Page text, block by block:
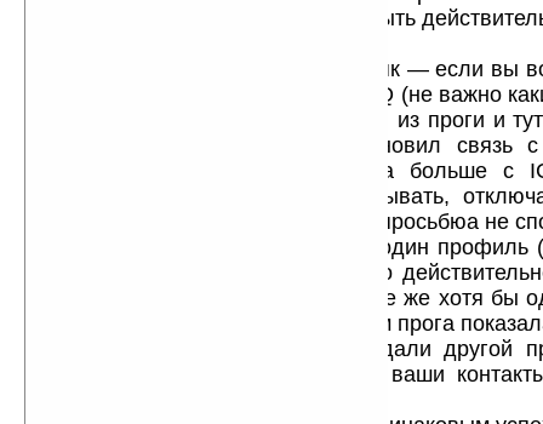
контакты с сервера» 1-я должна быть
3) в проге есть существенный косяк — если вы
и установили связь с сервером ICQ (не важно
— офф или нет), затем вы вышли из проги и
снова, а кпк в это время установил связь
последующем запуске проги она больше с
свяжется! придется вам ее закрывать,
заново запускать прогу! — факт и просьбюа не
4) если вы создали себе сперва один профиль
два номер ICQ — и мне так надо
настроили, помучились но!!! вы все же хотя бы
нормальному в ICQ и контакты вам прога
на основе первого профиля создали другой
капец!!!! во втором профиле все ваши